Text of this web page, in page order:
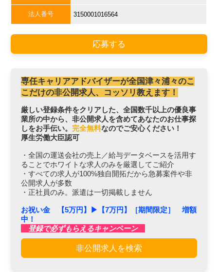
法人番号 3150001016564
応募する
専任キャリアアドバイザーが全国津々浦々のこ
こだけの非公開求人、コッソリ教えます！
厳しい登録条件をクリアした、全国数千以上の優良事
業所の中から、非公開求人を含めてあなたのお仕事探
しをお手伝い。 完全無料なのでご安心ください！
厚生労働大臣認可
・全国の運送会社の売上／給与データベースを活用す
ることでホワイトな求人のみを厳選してご紹介
・すべての求人が100%独自開拓だから急募案件や非
公開求人が多数
・正社員のみ。派遣は一切掲載しません
お祝い金 【5万円】▶︎【7万円】［期間限定］ 増額
中！
登録で必ずもらえるキャンペーン
非公開求人を検索